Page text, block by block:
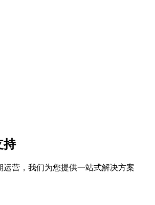
持
运营，我们为您提供一站式解决方案